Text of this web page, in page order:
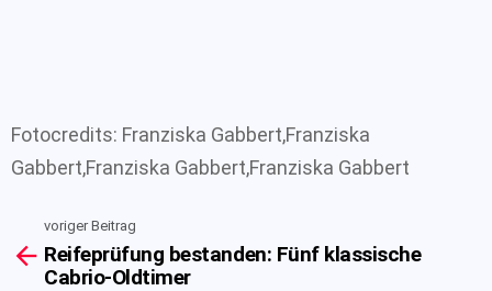
Fotocredits: Franziska Gabbert,Franziska
Gabbert,Franziska Gabbert,Franziska Gabbert
more
voriger Beitrag
Reifeprüfung bestanden: Fünf klassische
Cabrio-Oldtimer